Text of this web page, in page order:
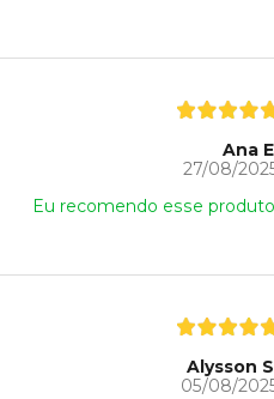
Ana
27/08/
Eu recomendo esse
Alysson
05/08/